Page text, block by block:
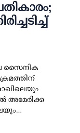
സൈനിക
അമേരിക്ക